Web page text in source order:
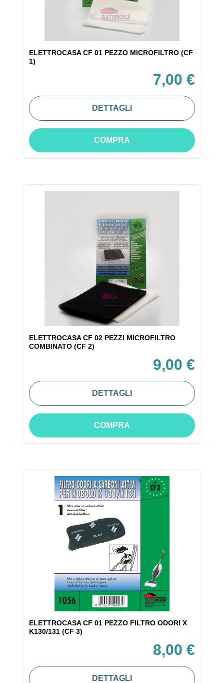
ELETTROCASA CF 01 PEZZO MICROFILTRO (CF
1)
7,00 €
DETTAGLI
COMPRA
ELETTROCASA CF 02 PEZZI MICROFILTRO
COMBINATO (CF 2)
9,00 €
DETTAGLI
COMPRA
ELETTROCASA CF 01 PEZZO FILTRO ODORI X
K130/131 (CF 3)
8,00 €
DETTAGLI